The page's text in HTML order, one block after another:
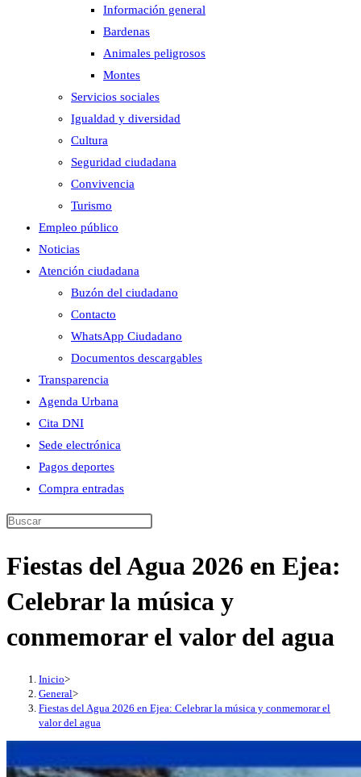
Información general
Bardenas
Animales peligrosos
Montes
Servicios sociales
Igualdad y diversidad
Cultura
Seguridad ciudadana
Convivencia
Turismo
Empleo público
Noticias
Atención ciudadana
Buzón del ciudadano
Contacto
WhatsApp Ciudadano
Documentos descargables
Transparencia
Agenda Urbana
Cita DNI
Sede electrónica
Pagos deportes
Compra entradas
Buscar
esta
Fiestas del Agua 2026 en Ejea:
Celebrar la música y
conmemorar el valor del agua
Inicio>
General>
Fiestas del Agua 2026 en Ejea: Celebrar la música y conmemorar el
valor del agua